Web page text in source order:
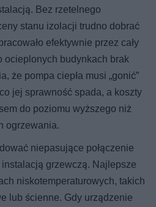
Bez rzetelnego
stanu izolacji trudno dobrać
efektywnie przez cały
ocieplonych budynkach brak
że pompa ciepła musi „gonić”
jej sprawność spada, a koszty
do poziomu wyższego niż
ogrzewania.
niepasujące połączenie
grzewczą. Najlepsze
niskotemperaturowych, takich
lub ścienne. Gdy urządzenie